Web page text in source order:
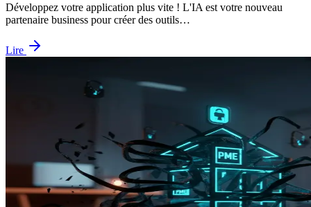
Développez votre application plus vite ! L'IA est votre nouveau
partenaire business pour créer des outils…
Lire